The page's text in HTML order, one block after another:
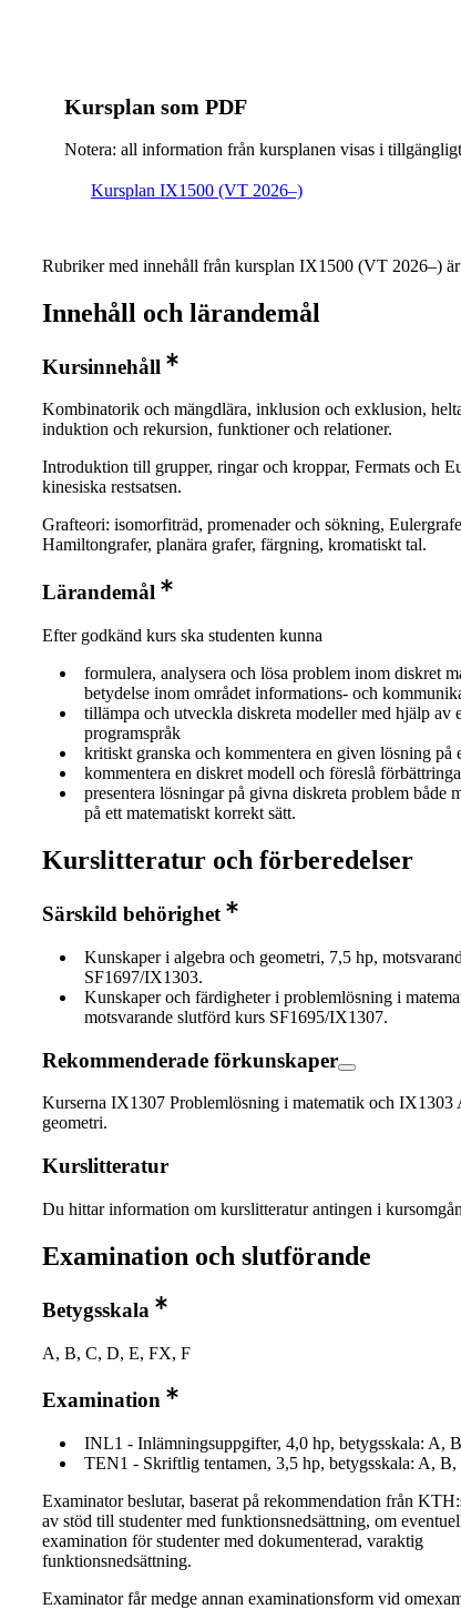
Kursplan som PDF
Notera: all information från kursplanen visas i
Kursplan IX1500 (VT 2026–)
Rubriker med innehåll från kursplan IX1500 (VT 2026–) är
Innehåll och lärandemål
Kursinnehåll
Kombinatorik och mängdlära, inklusion och exklusion,
induktion och rekursion, funktioner och relationer.
Introduktion till grupper, ringar och kroppar, Fermats och
kinesiska restsatsen.
Grafteori: isomorfiträd, promenader och sökning,
Hamiltongrafer, planära grafer, färgning, kromatiskt tal.
Lärandemål
Efter godkänd kurs ska studenten kunna
formulera, analysera och lösa problem inom diskret
betydelse inom området informations- och
tillämpa och utveckla diskreta modeller med hjälp av
programspråk
kritiskt granska och kommentera en given lösning på
kommentera en diskret modell och föreslå
presentera lösningar på givna diskreta problem både
på ett matematiskt korrekt sätt.
Kurslitteratur och förberedelser
Särskild behörighet
Kunskaper i algebra och geometri, 7,5 hp,
SF1697/IX1303.
Kunskaper och färdigheter i problemlösning i
motsvarande slutförd kurs SF1695/IX1307.
Rekommenderade förkunskaper
Kurserna IX1307 Problemlösning i matematik och IX1303
geometri.
Kurslitteratur
Du hittar information om kurslitteratur antingen i
Examination och slutförande
Betygsskala
A, B, C, D, E, FX, F
Examination
INL1 - Inlämningsuppgifter, 4,0 hp, betygsskala: A,
TEN1 - Skriftlig tentamen, 3,5 hp, betygsskala: A,
Examinator beslutar, baserat på rekommendation från
av stöd till studenter med funktionsnedsättning, om
examination för studenter med dokumenterad, varaktig
funktionsnedsättning.
Examinator får medge annan examinationsform vid